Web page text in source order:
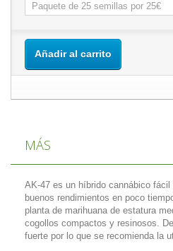
Añadir al carrito
MÁS
AK-47 es un híbrido cannábico
buenos rendimientos en poco
planta de marihuana de estatura
cogollos compactos y resinosos.
fuerte por lo que se recomienda la